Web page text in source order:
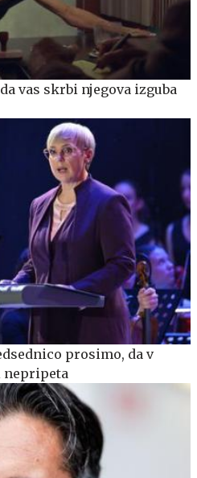
vas skrbi njegova izguba
prosimo, da v
nepripeta